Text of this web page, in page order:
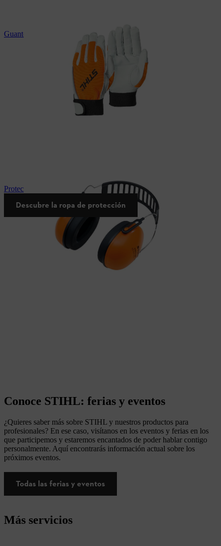
Guantes de protección laboral STIHL
Protector de oídos STIHL
Descubre la ropa de protección
Conoce STIHL: ferias y eventos
¿Quieres saber más sobre STIHL y nuestros productos para
profesionales? En ese caso, visítanos en los eventos y ferias en los
que participemos y estaremos encantados de poder hablar contigo
personalmente. Aquí encontrarás información actual sobre los
próximos eventos.
Todas las ferias y eventos
Más servicios